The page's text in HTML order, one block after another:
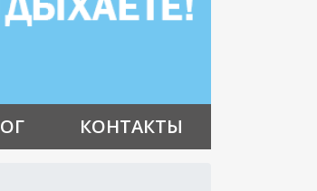
КОНТАКТЫ